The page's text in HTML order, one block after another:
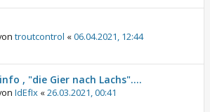
troutcontrol «06.04.2021, 12:44
, "die Gier nach Lachs"....
IdEfIx «26.03.2021, 00:41